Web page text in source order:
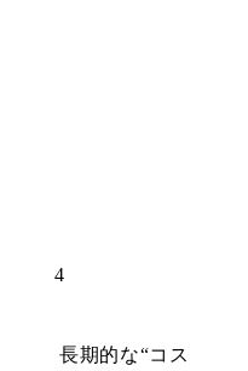
4
長期的な“コス